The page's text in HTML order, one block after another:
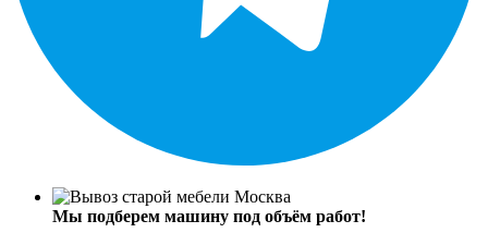
Мы подберем машину под объём работ!